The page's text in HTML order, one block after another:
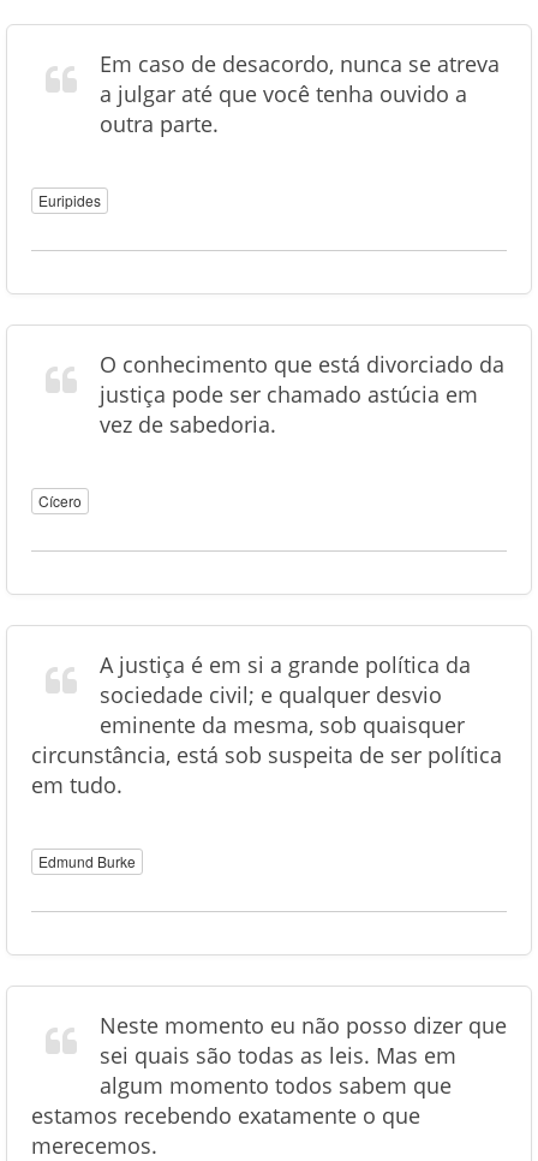
Em caso de desacordo, nunca se atreva
a julgar até que você tenha ouvido a
outra parte.
Euripides
O conhecimento que está divorciado da
justiça pode ser chamado astúcia em
vez de sabedoria.
Cícero
A justiça é em si a grande política da
sociedade civil; e qualquer desvio
eminente da mesma, sob quaisquer
circunstância, está sob suspeita de ser política
em tudo.
Edmund Burke
Neste momento eu não posso dizer que
sei quais são todas as leis. Mas em
algum momento todos sabem que
estamos recebendo exatamente o que
merecemos.